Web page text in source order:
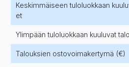
Keskimmäiseen tuloluokkaan
et
Ylimpään tuloluokkaan kuuluvat
Talouksien ostovoimakertymä (€)